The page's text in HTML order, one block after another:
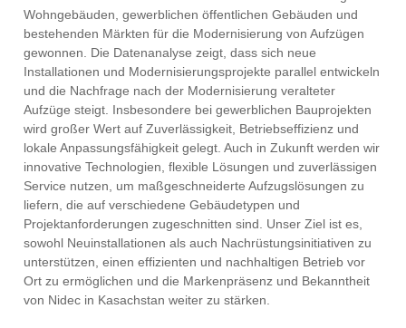
Wohngebäuden, gewerblichen öffentlichen Gebäuden und
bestehenden Märkten für die Modernisierung von Aufzügen
gewonnen. Die Datenanalyse zeigt, dass sich neue
Installationen und Modernisierungsprojekte parallel entwickeln
und die Nachfrage nach der Modernisierung veralteter
Aufzüge steigt. Insbesondere bei gewerblichen Bauprojekten
wird großer Wert auf Zuverlässigkeit, Betriebseffizienz und
lokale Anpassungsfähigkeit gelegt. Auch in Zukunft werden wir
innovative Technologien, flexible Lösungen und zuverlässigen
Service nutzen, um maßgeschneiderte Aufzugslösungen zu
liefern, die auf verschiedene Gebäudetypen und
Projektanforderungen zugeschnitten sind. Unser Ziel ist es,
sowohl Neuinstallationen als auch Nachrüstungsinitiativen zu
unterstützen, einen effizienten und nachhaltigen Betrieb vor
Ort zu ermöglichen und die Markenpräsenz und Bekanntheit
von Nidec in Kasachstan weiter zu stärken.